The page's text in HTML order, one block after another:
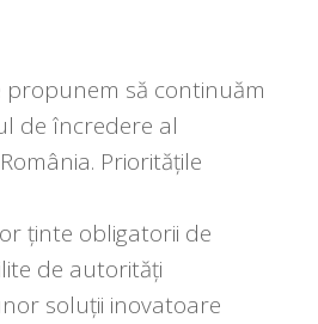
propunem să continuăm
de încredere al
Prioritățile
ținte obligatorii de
de autorități
soluții inovatoare